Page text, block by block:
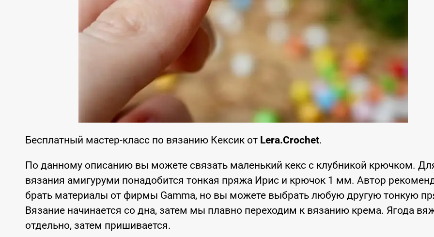
Бесплатный мастер-класс по вязанию Кексик от Lera.Crochet.
По данному описанию вы можете связать маленький кекс с клубникой крючком.
вязания амигуруми понадобится тонкая пряжа Ирис и крючок 1 мм. Автор
брать материалы от фирмы Gamma, но вы можете выбрать любую другую тонкую
Вязание начинается со дна, затем мы плавно переходим к вязанию крема. Ягода
отдельно, затем пришивается.